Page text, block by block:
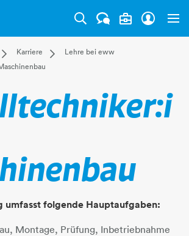
Startseite
Dropdown Mehr
Karriere
Magazin
Karriere
Dropdown Karriere
Benefits
Lehre bei eww
Lehre bei eww
umfasst folgende Hauptaufgaben:
Montage, Prüfung, Inbetriebnahme